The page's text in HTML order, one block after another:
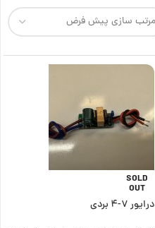
SOLD
OUT
درایور ۷-۴ بردی